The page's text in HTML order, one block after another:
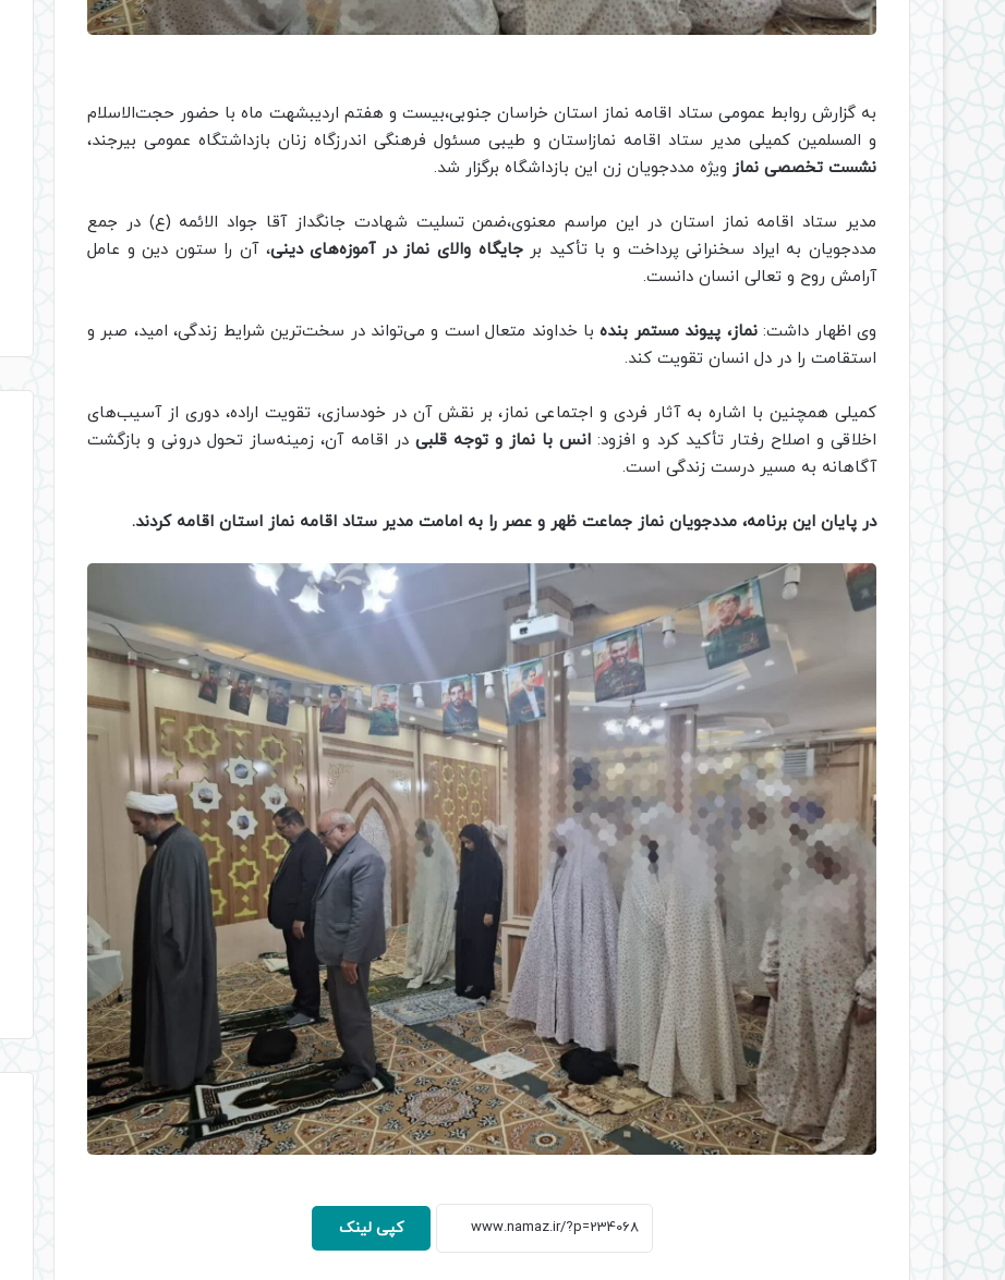
به گزارش روابط عمومی ستاد اقامه نماز استان خراسان جنوبی،بیست و هفتم اردیبشهت ماه با حضور حجت‌الاسلام
و المسلمین کمیلی مدیر ستاد اقامه نمازاستان و طیبی مسئول فرهنگی اندرزگاه زنان بازداشتگاه عمومی بیرجند،
نشست تخصصی نماز ویژه مددجویان زن این بازداشگاه برگزار شد.
مدیر ستاد اقامه نماز استان در این مراسم معنوی،ضمن تسلیت شهادت جانگداز آقا جواد الائمه (ع) در جمع
مددجویان به ایراد سخنرانی پرداخت و با تأکید برجایگاه والای نماز در آموزه‌های دینی، آن را ستون دین و عامل
آرامش روح و تعالی انسان دانست.
وی اظهار داشت:نماز، پیوند مستمر بندهبا خداوند متعال است و می‌تواند در سخت‌ترین شرایط زندگی، امید، صبر و
استقامت را در دل انسان تقویت کند.
کمیلی همچنین با اشاره به آثار فردی و اجتماعی نماز، بر نقش آن در خودسازی، تقویت اراده، دوری از آسیب‌های
اخلاقی و اصلاح رفتار تأکید کرد و افزود: انس با نماز و توجه قلبی در اقامه آن، زمینه‌ساز تحول درونی و بازگشت
آگاهانه به مسیر درست زندگی است.
در پایان این برنامه، مددجویان نماز جماعت ظهر و عصر را به امامت مدیر ستاد اقامه نماز استان اقامه کردند.
کپی لینک